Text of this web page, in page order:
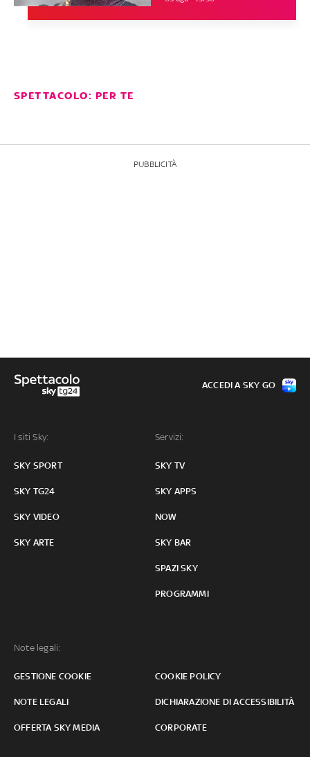
SPETTACOLO: PER TE
PUBBLICITÀ
I siti Sky:
SKY SPORT
SKY TG24
SKY VIDEO
SKY ARTE
Servizi:
SKY TV
SKY APPS
NOW
SKY BAR
SPAZI SKY
PROGRAMMI
Note legali:
GESTIONE COOKIE COOKIE POLICY
NOTE LEGALI DICHIARAZIONE DI ACCESSIBILITÀ
OFFERTA SKY MEDIA CORPORATE
ACCEDI A SKY GO